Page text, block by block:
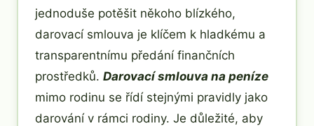
jednoduše potěšit někoho blízkého,
darovací smlouva je klíčem k hladkému a
transparentnímu předání finančních
prostředků. Darovací smlouva na peníze
mimo rodinu se řídí stejnými pravidly jako
darování v rámci rodiny. Je důležité, aby